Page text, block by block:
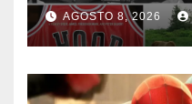
AGOSTO 8, 2026